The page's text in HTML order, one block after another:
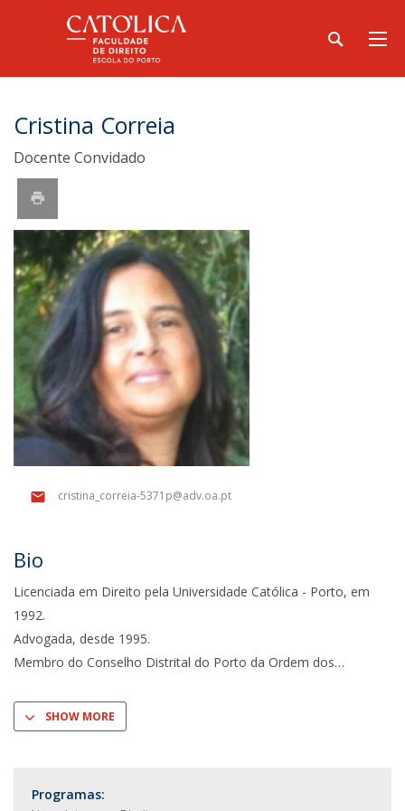
Cristina Correia
Docente Convidado
cristina_correia-5371p@adv.oa.pt
Bio
Licenciada em Direito pela Universidade Católica - Porto, em
1992.
Advogada, desde 1995.
Membro do Conselho Distrital do Porto da Ordem dos
SHOW MORE
Programas: